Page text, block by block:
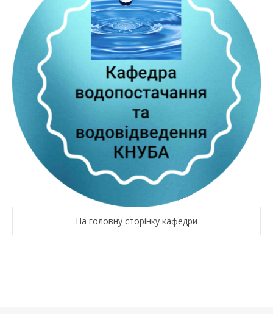
На головну сторінку кафедри